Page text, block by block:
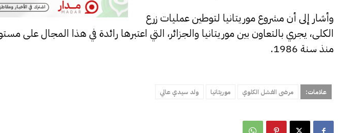
وأشار إلى أن مشروع موريتانيا لتوطين عمليات زرع
الكلى، يجري بالتعاون بين موريتانيا والجزائر، التي اعتبرها رائدة في هذا المجال
منذ سنة 1986.
علامات: مرضى الفشل الكلوي موريتانيا ولد سيدي عالي